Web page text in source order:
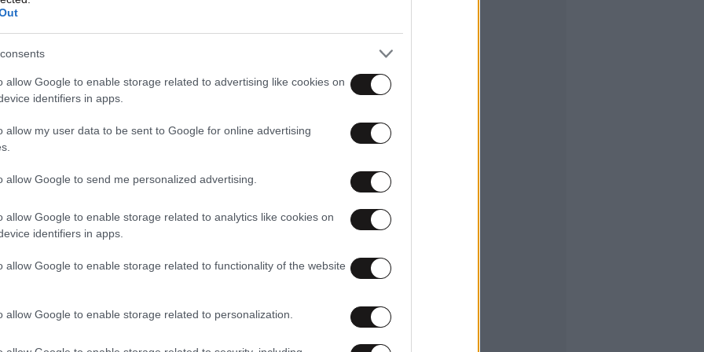
allow Google to enable storage related to advertising like cookies on
identifiers in apps.
allow my user data to be sent to Google for online advertising
allow Google to send me personalized advertising.
allow Google to enable storage related to analytics like cookies on
identifiers in apps.
allow Google to enable storage related to functionality of the website
allow Google to enable storage related to personalization.
το κοινοβούλιο πελώρια αύξηση του
της κυβέρνησης Τραμπ για το
αρχίζει τον Οκτώβριο) προβλέπει ιλιγγιώδεις
1,5 τρισεκατομμυρίων δολαρίων, κάτι που ο
στο CBS πως όταν αναδείχτηκε μέλος της
ο στρατιωτικός προϋπολογισμός της χώρας
δισ. δολάρια σε ετήσια βάση.
ο πόλεμος εναντίον του Ιράν κόστισε
τέλη Απριλίου, με το μεγαλύτερο μέρος του
Το ποσό αυτό χαρακτηρίζεται πολύ